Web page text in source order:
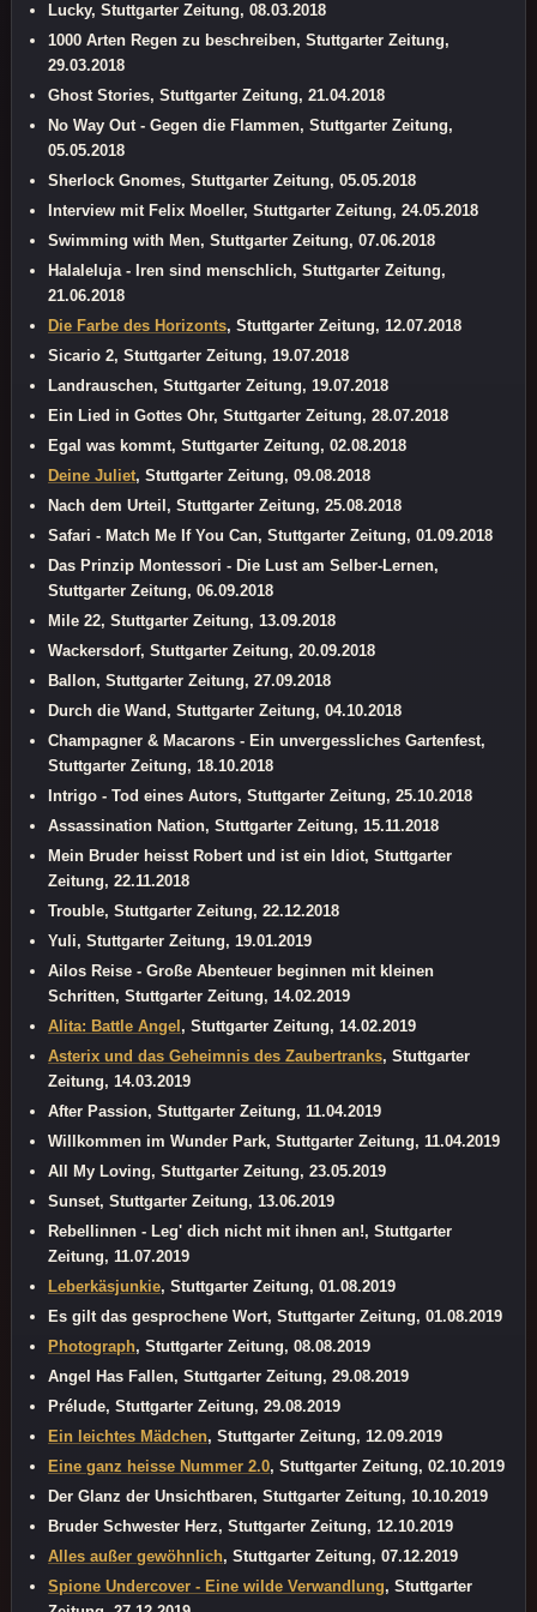
Lucky, Stuttgarter Zeitung, 08.03.2018
1000 Arten Regen zu beschreiben, Stuttgarter Zeitung,
29.03.2018
Ghost Stories, Stuttgarter Zeitung, 21.04.2018
No Way Out - Gegen die Flammen, Stuttgarter Zeitung,
05.05.2018
Sherlock Gnomes, Stuttgarter Zeitung, 05.05.2018
Interview mit Felix Moeller, Stuttgarter Zeitung, 24.05.2018
Swimming with Men, Stuttgarter Zeitung, 07.06.2018
Halaleluja - Iren sind menschlich, Stuttgarter Zeitung,
21.06.2018
Die Farbe des Horizonts, Stuttgarter Zeitung, 12.07.2018
Sicario 2, Stuttgarter Zeitung, 19.07.2018
Landrauschen, Stuttgarter Zeitung, 19.07.2018
Ein Lied in Gottes Ohr, Stuttgarter Zeitung, 28.07.2018
Egal was kommt, Stuttgarter Zeitung, 02.08.2018
Deine Juliet, Stuttgarter Zeitung, 09.08.2018
Nach dem Urteil, Stuttgarter Zeitung, 25.08.2018
Safari - Match Me If You Can, Stuttgarter Zeitung, 01.09.2018
Das Prinzip Montessori - Die Lust am Selber-Lernen,
Stuttgarter Zeitung, 06.09.2018
Mile 22, Stuttgarter Zeitung, 13.09.2018
Wackersdorf, Stuttgarter Zeitung, 20.09.2018
Ballon, Stuttgarter Zeitung, 27.09.2018
Durch die Wand, Stuttgarter Zeitung, 04.10.2018
Champagner & Macarons - Ein unvergessliches Gartenfest,
Stuttgarter Zeitung, 18.10.2018
Intrigo - Tod eines Autors, Stuttgarter Zeitung, 25.10.2018
Assassination Nation, Stuttgarter Zeitung, 15.11.2018
Mein Bruder heisst Robert und ist ein Idiot, Stuttgarter
Zeitung, 22.11.2018
Trouble, Stuttgarter Zeitung, 22.12.2018
Yuli, Stuttgarter Zeitung, 19.01.2019
Ailos Reise - Große Abenteuer beginnen mit kleinen
Schritten, Stuttgarter Zeitung, 14.02.2019
Alita: Battle Angel , Stuttgarter Zeitung, 14.02.2019
Asterix und das Geheimnis des Zaubertranks, Stuttgarter
Zeitung, 14.03.2019
After Passion, Stuttgarter Zeitung, 11.04.2019
Willkommen im Wunder Park, Stuttgarter Zeitung, 11.04.2019
All My Loving, Stuttgarter Zeitung, 23.05.2019
Sunset, Stuttgarter Zeitung, 13.06.2019
Rebellinnen - Leg' dich nicht mit ihnen an!, Stuttgarter
Zeitung, 11.07.2019
Leberkäsjunkie, Stuttgarter Zeitung, 01.08.2019
Es gilt das gesprochene Wort, Stuttgarter Zeitung, 01.08.2019
Photograph, Stuttgarter Zeitung, 08.08.2019
Angel Has Fallen, Stuttgarter Zeitung, 29.08.2019
Prélude, Stuttgarter Zeitung, 29.08.2019
Ein leichtes Mädchen, Stuttgarter Zeitung, 12.09.2019
Eine ganz heisse Nummer 2.0, Stuttgarter Zeitung, 02.10.2019
Der Glanz der Unsichtbaren, Stuttgarter Zeitung, 10.10.2019
Bruder Schwester Herz, Stuttgarter Zeitung, 12.10.2019
Alles außer gewöhnlich, Stuttgarter Zeitung, 07.12.2019
Spione Undercover - Eine wilde Verwandlung, Stuttgarter